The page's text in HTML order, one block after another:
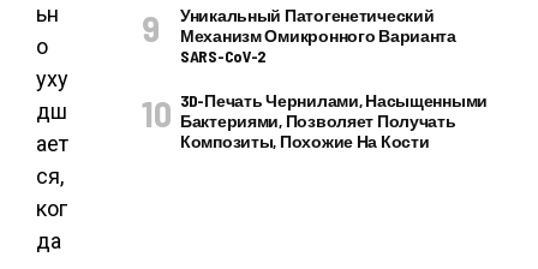
ьн
о
уху
дш
ает
ся,
ког
да
Уникальный Патогенетический
Механизм Омикронного Варианта
SARS-CoV-2
3D-Печать Чернилами, Насыщенными
Бактериями, Позволяет Получать
Композиты, Похожие На Кости